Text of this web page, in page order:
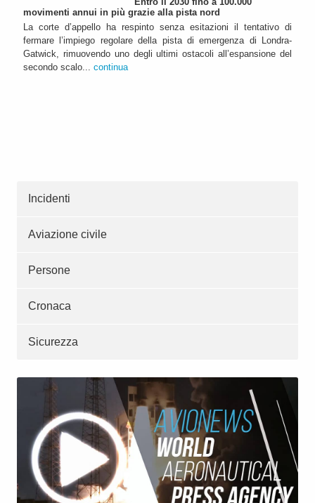
movimenti annui in più grazie alla pista nord
La corte d’appello ha respinto senza esitazioni il tentativo di
fermare l’impiego regolare della pista di emergenza di Londra-
Gatwick, rimuovendo uno degli ultimi ostacoli all’espansione del
secondo scalo... continua
Incidenti
Aviazione civile
Persone
Cronaca
Sicurezza